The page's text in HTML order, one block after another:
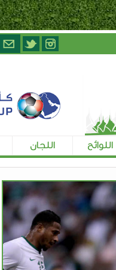
اللوائح اللجان